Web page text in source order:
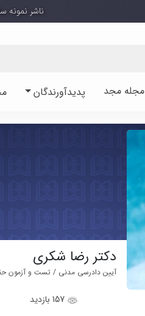
ناشر نمونه سال‌های ۱۳۹۳ و ۱۳۹۴ و
مجله مجد پدیدآورندگان
دکتر رضا شکری
آیین دادرسی مدنی / تست و آزمون
157 بازدید